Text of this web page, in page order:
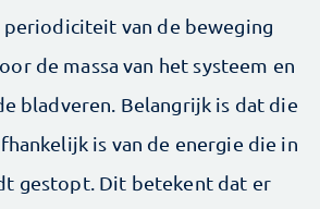
periodiciteit van de beweging
de massa van het systeem en
bladveren. Belangrijk is dat die
is van de energie die in
gestopt. Dit betekent dat er